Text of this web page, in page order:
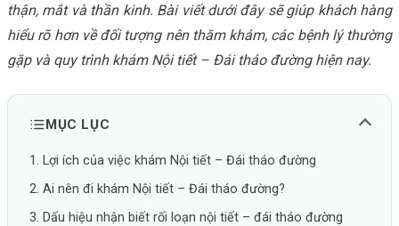
thận, mắt và thần kinh. Bài viết dưới đây sẽ giúp khách hàng
hiểu rõ hơn về đối tượng nên thăm khám, các bệnh lý thường
gặp và quy trình khám Nội tiết – Đái tháo đường hiện nay.
MỤC LỤC
1. Lợi ích của việc khám Nội tiết – Đái tháo đường
2. Ai nên đi khám Nội tiết – Đái tháo đường?
3. Dấu hiệu nhận biết rối loạn nội tiết – đái tháo đường